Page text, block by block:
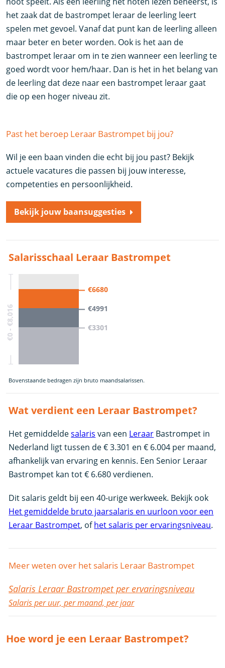
het zaak dat de bastrompet leraar de leerling leert
spelen met gevoel. Vanaf dat punt kan de leerling alleen
maar beter en beter worden. Ook is het aan de
bastrompet leraar om in te zien wanneer een leerling te
goed wordt voor hem/haar. Dan is het in het belang van
de leerling dat deze naar een bastrompet leraar gaat
die op een hoger niveau zit.
Past het beroep Leraar Bastrompet bij jou?
Wil je een baan vinden die echt bij jou past? Bekijk
actuele vacatures die passen bij jouw interesse,
competenties en persoonlijkheid.
Bekijk jouw baansuggesties
Salarisschaal Leraar Bastrompet
€0 - €8,016
€6680
€4991
€3301
Bovenstaande bedragen zijn bruto maandsalarissen.
Wat verdient een Leraar Bastrompet?
Het gemiddeldesalaris van een Leraar Bastrompet in
Nederland ligt tussen de € 3.301 en € 6.004 per maand,
afhankelijk van ervaring en kennis. Een Senior Leraar
Bastrompet kan tot € 6.680 verdienen.
Dit salaris geldt bij een 40-urige werkweek. Bekijk ook
Het gemiddelde bruto jaarsalaris en uurloon voor een
Leraar Bastrompet, ofhet salaris per ervaringsniveau.
Meer weten over het salaris Leraar Bastrompet
Salaris Leraar Bastrompet per ervaringsniveau
Salaris per uur, per maand, per jaar
Hoe word je een Leraar Bastrompet?